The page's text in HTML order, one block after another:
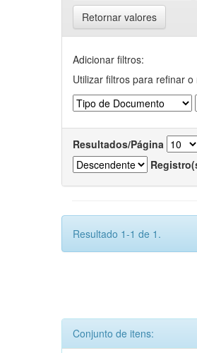
Retornar valores
Adicionar filtros:
Utilizar filtros para refinar
Resultados/Página
Resultado 1-1 de 1.
Conjunto de itens: